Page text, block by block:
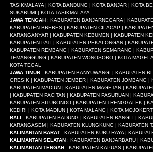
TASIKMALAYA | KOTA BANDUNG | KOTA BANJAR | KOTA
SUKABUMI | KOTA TASIKMALAYA
JAWA TENGAH : KABUPATEN BANJARNEGARA |
KABUPATEN BREBES | KABUPATEN CILACAP |
KARANGANYAR | KABUPATEN KEBUMEN | KABUPATEN
KABUPATEN PATI | KABUPATEN PEKALONGAN |
KABUPATEN REMBANG | KABUPATEN SEMARANG |
TEMANGGUNG | KABUPATEN WONOSOBO | KOTA
KOTA TEGAL
JAWA TIMUR : KABUPATEN BANYUWANGI | KABUPATEN
GRESIK | KABUPATEN JEMBER | KABUPATEN JOMBANG
KABUPATEN MADIUN | KABUPATEN MAGETAN |
| KABUPATEN PACITAN | KABUPATEN PASURUAN |
KABUPATEN SITUBONDO | KABUPATEN TRENGGALEK |
KEDIRI | KOTA MADIUN | KOTA MALANG | KOTA
BALI : KABUPATEN BADUNG | KABUPATEN BANGLI |
KARANGASEM | KABUPATEN KLUNGKUNG | KABUPATEN
KALIMANTAN BARAT : KABUPATEN KUBU RAYA |
KALIMANTAN SELATAN : KABUPATEN BANJARBARU |
KALIMANTAN TENGAH : KABUPATEN KAPUAS |